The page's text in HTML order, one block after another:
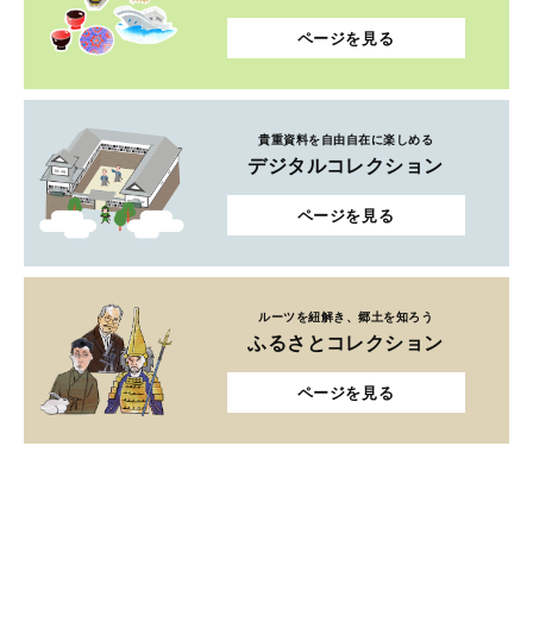
ページを見る
貴重資料を自由自在に楽しめる
デジタルコレクション
ページを見る
ルーツを紐解き、郷土を知ろう
ふるさとコレクション
ページを見る